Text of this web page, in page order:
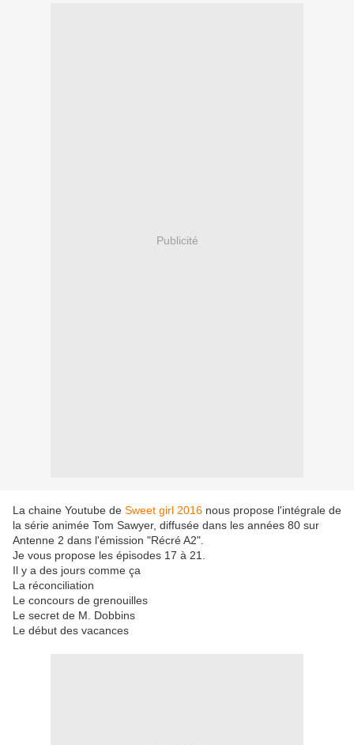
Publicité
La chaine Youtube de Sweet girl 2016 nous propose l'intégrale de
la série animée Tom Sawyer, diffusée dans les années 80 sur
Antenne 2 dans l'émission "Récré A2".
Je vous propose les épisodes 17 à 21.
Il y a des jours comme ça
La réconciliation
Le concours de grenouilles
Le secret de M. Dobbins
Le début des vacances